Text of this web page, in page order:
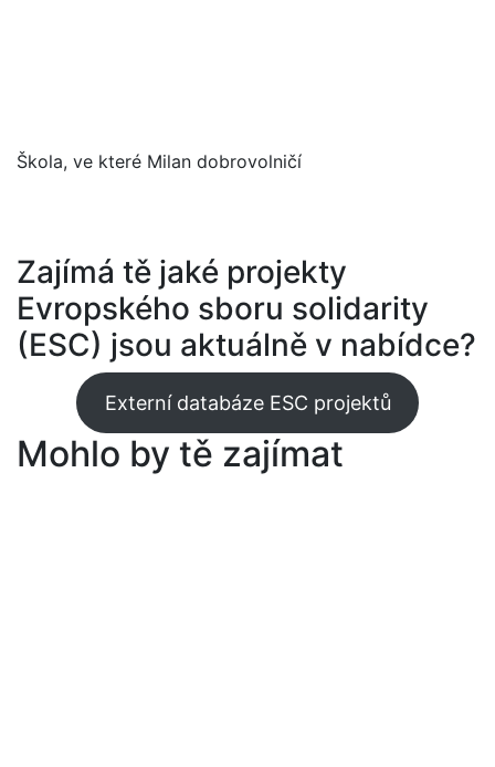
Škola, ve které Milan dobrovolničí
Zajímá tě jaké projekty
Evropského sboru solidarity
(ESC) jsou aktuálně v nabídce?
Externí databáze ESC projektů
Mohlo by tě zajímat